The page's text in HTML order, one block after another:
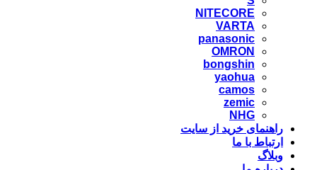
NITECORE
VARTA
panasonic
OMRON
bongshin
yaohua
camos
zemic
NHG
راهنمای خرید از سایت
ارتباط با ما
وبلاگ